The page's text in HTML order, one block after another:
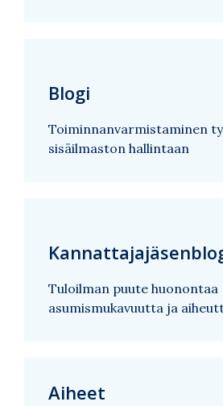
Blogi
Toiminnanvarmistaminen
sisäilmaston hallintaan
Tuloilman puute huonontaa
asumismukavuutta ja
Aiheet